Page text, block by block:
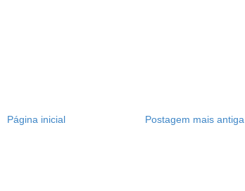
Postagem mais antiga
Página inicial